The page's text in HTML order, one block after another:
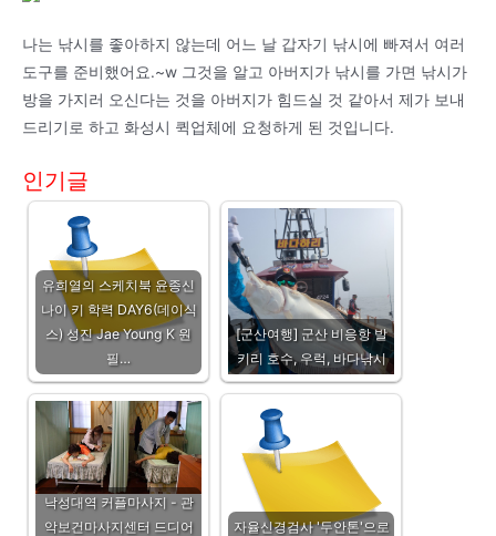
나는 낚시를 좋아하지 않는데 어느 날 갑자기 낚시에 빠져서 여러
도구를 준비했어요.~w 그것을 알고 아버지가 낚시를 가면 낚시가
방을 가지러 오신다는 것을 아버지가 힘드실 것 같아서 제가 보내
드리기로 하고 화성시 퀵업체에 요청하게 된 것입니다.
인기글
유희열의 스케치북 윤종신
나이 키 학력 DAY6(데이식
스) 성진 Jae Young K 원
필…
[군산여행] 군산 비응항 발
키리 호수, 우럭, 바다낚시
낙성대역 커플마사지 - 관
악보건마사지센터 드디어
자율신경검사 '두안톤'으로